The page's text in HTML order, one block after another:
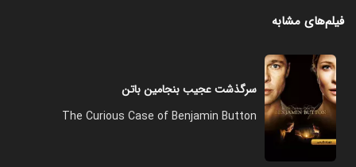
فیلم‌های مشابه
سرگذشت عجیب بنجامین باتن
The Curious Case of Benjamin Button